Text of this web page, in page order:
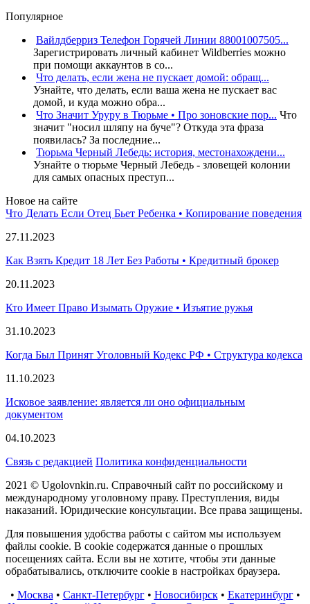
Популярное
Вайлдберриз Телефон Горячей Линии 88001007505...
Зарегистрировать личный кабинет Wildberries можно
при помощи аккаунтов в со...
Что делать, если жена не пускает домой: обращ...
Узнайте, что делать, если ваша жена не пускает вас
домой, и куда можно обра...
Что Значит Уруру в Тюрьме • Про зоновские пор... Что
значит "носил шляпу на буче"? Откуда эта фраза
появилась? За последние...
Тюрьма Черный Лебедь: история, местонахождени...
Узнайте о тюрьме Черный Лебедь - зловещей колонии
для самых опасных преступ...
Новое на сайте
Что Делать Если Отец Бьет Ребенка • Копирование поведения
27.11.2023
Как Взять Кредит 18 Лет Без Работы • Кредитный брокер
20.11.2023
Кто Имеет Право Изымать Оружие • Изъятие ружья
31.10.2023
Когда Был Принят Уголовный Кодекс РФ • Структура кодекса
11.10.2023
Исковое заявление: является ли оно официальным
документом
04.10.2023
Связь с редакцией Политика конфиденциальности
2021 © Ugolovnkin.ru. Справочный сайт по российскому и
международному уголовному праву. Преступления, виды
наказаний. Юридические консультации. Все права защищены.
Для повышения удобства работы с сайтом мы используем
файлы cookie. В cookie содержатся данные о прошлых
посещениях сайта. Если вы не хотите, чтобы эти данные
обрабатывались, отключите cookie в настройках браузера.
• Москва • Санкт-Петербург• Новосибирск• Екатеринбург•